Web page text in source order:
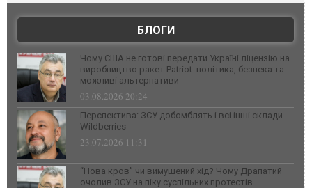
БЛОГИ
Чому США не готові передати Україні ліцензію на
виробництво ракет Patriot: політика, безпека та
можливі альтернативи
03.08.2026 20:24
Перспектива: ЗСУ добомблять і всі інші склади
Wildberries
23.07.2026 11:31
“Нова кров” чи вимушений хід? Чому Драпатий
очолив ЗСУ на піку суспільних протестів